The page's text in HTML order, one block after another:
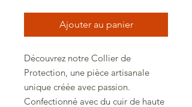
Ajouter au panier
Découvrez notre Collier de
Protection, une pièce artisanale
unique créée avec passion.
Confectionné avec du cuir de haute